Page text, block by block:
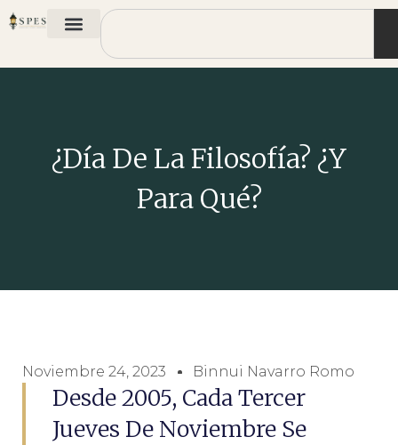
¿Día De La Filosofía? ¿Y
Para Qué?
Noviembre 24, 2023 Binnui Navarro Romo
Desde 2005, Cada Tercer
Jueves De Noviembre Se